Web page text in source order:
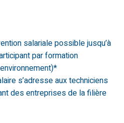
salariale possible jusqu’à
par formation
s’adresse aux techniciens
des entreprises de la filière